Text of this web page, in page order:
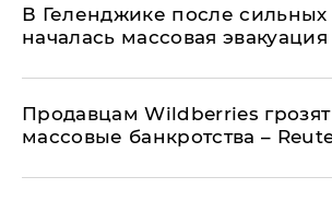
В Геленджике после сильных
началась массовая эвакуация
Продавцам Wildberries грозят
массовые банкротства –